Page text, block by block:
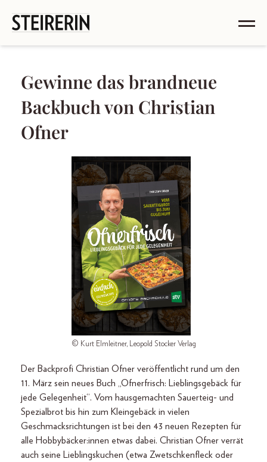
Gewinne das brandneue
Backbuch von Christian
Ofner
© Kurt Elmleitner, Leopold Stocker Verlag
Der Backprofi Christian Ofner veröffentlicht rund um den
11. März sein neues Buch „Ofnerfrisch: Lieblingsgebäck für
jede Gelegenheit“. Vom hausgemachten Sauerteig- und
Spezialbrot bis hin zum Kleingebäck in vielen
Geschmacksrichtungen ist bei den 43 neuen Rezepten für
alle Hobbybäcker:innen etwas dabei. Christian Ofner verrät
auch seine Lieblingskuchen (etwa Zwetschkenfleck oder